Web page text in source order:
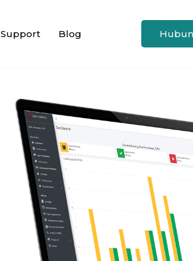
Support Blog